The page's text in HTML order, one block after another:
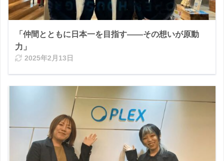
「仲間とともに日本一を目指す――その想いが原動
力」
2025年2月13日